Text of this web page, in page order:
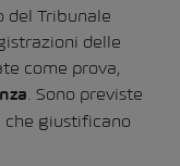
del Tribunale
delle
come prova,
. Sono previste
che giustificano